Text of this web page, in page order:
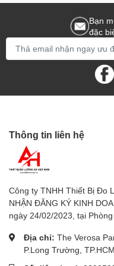
7.Thiết bị đo độ ẩm:
ẩm đất, Máy đo độ ẩm
8. Máy đo độ cứng trái
Đồng hồ đo năng
bằng laser, thiết bị đo
trường, thiết bị đo độ
Bạn
đặc
Thông tin liên hệ
Công ty TNHH Thiết Bị Đo
NHẬN ĐĂNG KÝ KINH
ngày 24/02/2023, tại
Địa chỉ: The Verosa
P.Long Trường, TP.HCM